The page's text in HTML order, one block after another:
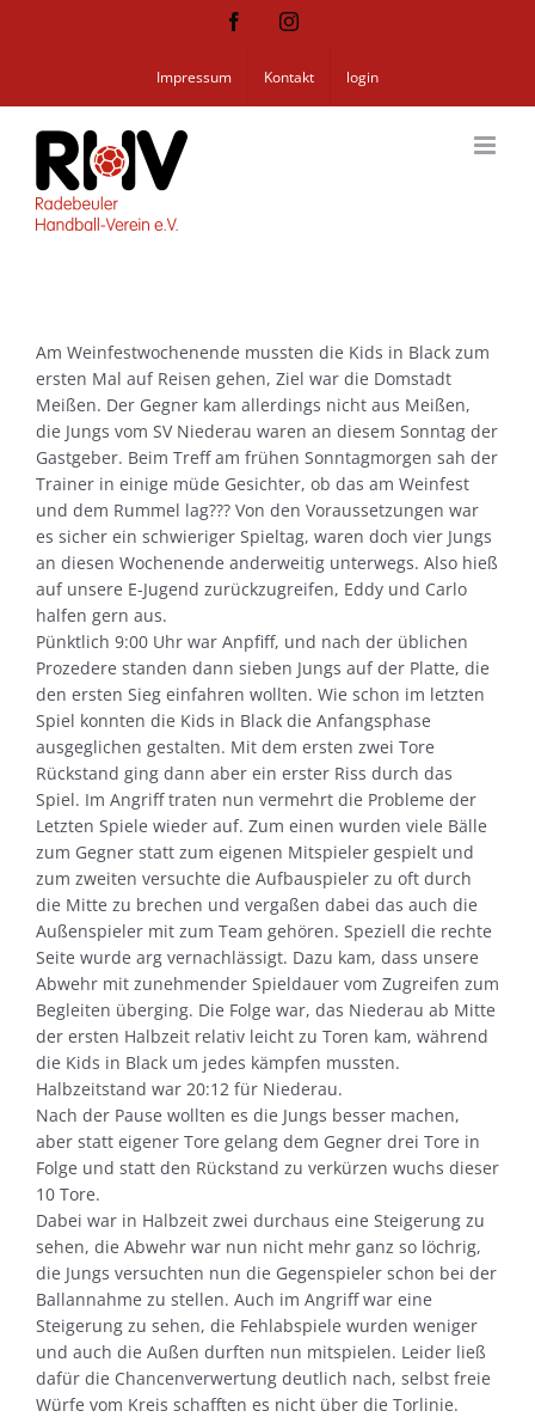
FacebookInstagram
Impressum Kontakt login
Am Weinfestwochenende mussten die Kids in Black zum
ersten Mal auf Reisen gehen, Ziel war die Domstadt
Meißen. Der Gegner kam allerdings nicht aus Meißen,
die Jungs vom SV Niederau waren an diesem Sonntag der
Gastgeber. Beim Treff am frühen Sonntagmorgen sah der
Trainer in einige müde Gesichter, ob das am Weinfest
und dem Rummel lag??? Von den Voraussetzungen war
es sicher ein schwieriger Spieltag, waren doch vier Jungs
an diesen Wochenende anderweitig unterwegs. Also hieß
auf unsere E-Jugend zurückzugreifen, Eddy und Carlo
halfen gern aus.
Pünktlich 9:00 Uhr war Anpfiff, und nach der üblichen
Prozedere standen dann sieben Jungs auf der Platte, die
den ersten Sieg einfahren wollten. Wie schon im letzten
Spiel konnten die Kids in Black die Anfangsphase
ausgeglichen gestalten. Mit dem ersten zwei Tore
Rückstand ging dann aber ein erster Riss durch das
Spiel. Im Angriff traten nun vermehrt die Probleme der
Letzten Spiele wieder auf. Zum einen wurden viele Bälle
zum Gegner statt zum eigenen Mitspieler gespielt und
zum zweiten versuchte die Aufbauspieler zu oft durch
die Mitte zu brechen und vergaßen dabei das auch die
Außenspieler mit zum Team gehören. Speziell die rechte
Seite wurde arg vernachlässigt. Dazu kam, dass unsere
Abwehr mit zunehmender Spieldauer vom Zugreifen zum
Begleiten überging. Die Folge war, das Niederau ab Mitte
der ersten Halbzeit relativ leicht zu Toren kam, während
die Kids in Black um jedes kämpfen mussten.
Halbzeitstand war 20:12 für Niederau.
Nach der Pause wollten es die Jungs besser machen,
aber statt eigener Tore gelang dem Gegner drei Tore in
Folge und statt den Rückstand zu verkürzen wuchs dieser
10 Tore.
Dabei war in Halbzeit zwei durchaus eine Steigerung zu
sehen, die Abwehr war nun nicht mehr ganz so löchrig,
die Jungs versuchten nun die Gegenspieler schon bei der
Ballannahme zu stellen. Auch im Angriff war eine
Steigerung zu sehen, die Fehlabspiele wurden weniger
und auch die Außen durften nun mitspielen. Leider ließ
dafür die Chancenverwertung deutlich nach, selbst freie
Würfe vom Kreis schafften es nicht über die Torlinie.